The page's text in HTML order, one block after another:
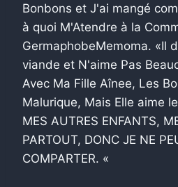
Bonbons et J'ai mangé
à quoi M'Atendre à la
GermaphobeMemoma. «Il
viande et N'aime Pas
Avec Ma Fille Aînee, Les
Malurique, Mais Elle aime
MES AUTRES ENFANTS,
PARTOUT, DONC JE NE
COMPARTER. «